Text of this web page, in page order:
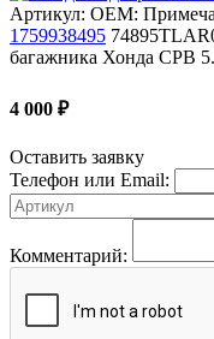
Артикул: OEM:
1759938495
багажника Хонда СРВ
4 000 ₽
Оставить заявку
Телефон или Email:
Комментарий: